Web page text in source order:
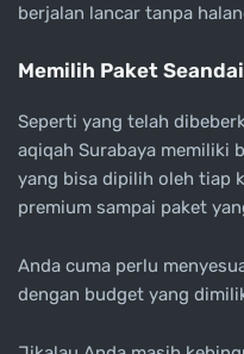
berjalan lancar tanpa
Memilih Paket
Seperti yang telah
aqiqah Surabaya memiliki
yang bisa dipilih oleh tiap
premium sampai paket
Anda cuma perlu
dengan budget yang